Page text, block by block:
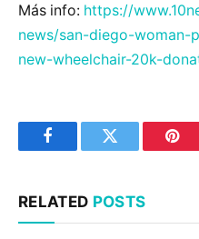
Más info: https://
news/san-diego-
new-wheelchair-20k-
FacebookTwitter
RELATED POSTS